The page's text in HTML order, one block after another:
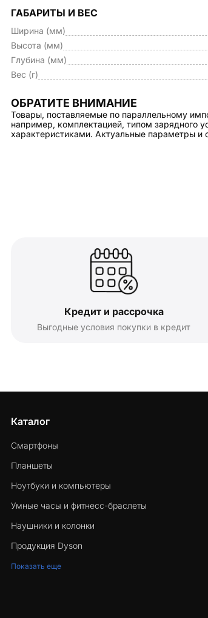
ГАБАРИТЫ И ВЕС
Ширина (мм)
Высота (мм)
Глубина (мм)
Вес (г)
ОБРАТИТЕ ВНИМАНИЕ
Товары, поставляемые по параллельному
например, комплектацией, типом зарядного
характеристиками. Актуальные параметры
Кредит и рассрочка
Выгодные условия покупки в кредит
Каталог
Смартфоны
Планшеты
Ноутбуки и компьютеры
Умные часы и фитнесс-браслеты
Наушники и колонки
Продукция Dyson
Показать еще